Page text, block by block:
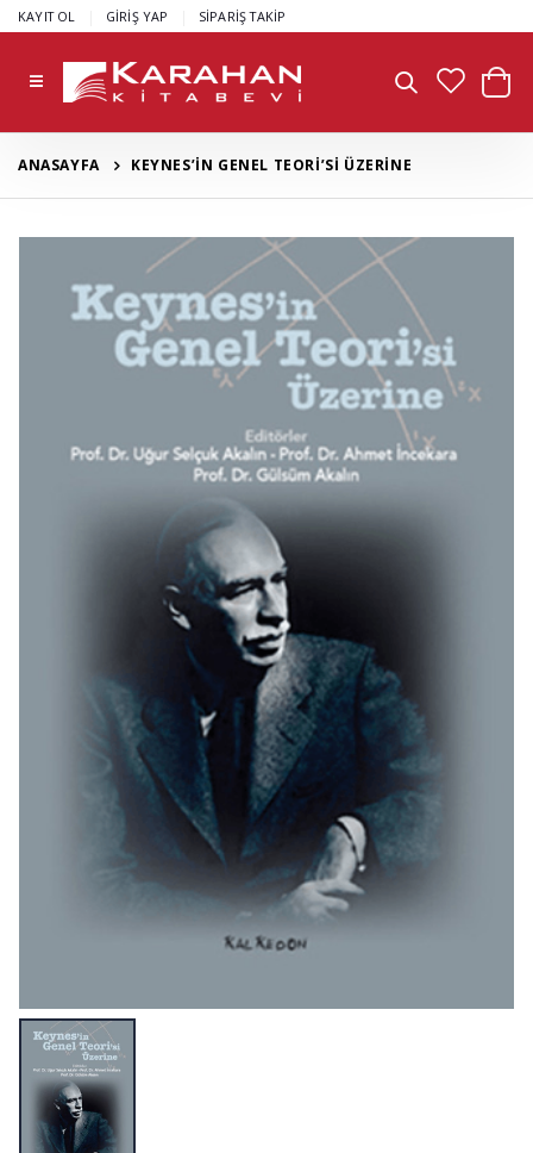
KAYIT OL GİRİŞ YAP SİPARİŞ TAKİP
ANASAYFA KEYNES’İN GENEL TEORİ’Sİ ÜZERİNE